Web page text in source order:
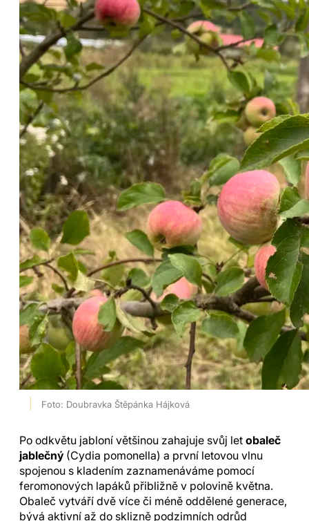
Foto: Doubravka Štěpánka Hájková
Po odkvětu jabloní většinou zahajuje svůj let obaleč
jablečný (Cydia pomonella) a první letovou vlnu
spojenou s kladením zaznamenáváme pomocí
feromonových lapáků přibližně v polovině května.
Obaleč vytváří dvě více či méně oddělené generace,
bývá aktivní až do sklizně podzimních odrůd